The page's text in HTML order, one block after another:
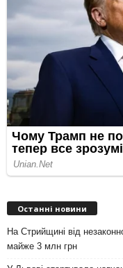
Останні новини
На Стрийщині від
майже 3 млн грн